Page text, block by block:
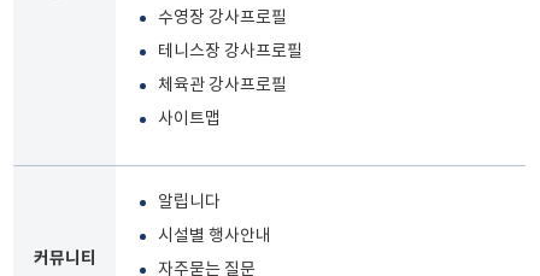
수영장 강사프로필
테니스장 강사프로필
체육관 강사프로필
사이트맵
커뮤니티
알립니다
시설별 행사안내
자주묻는 질문